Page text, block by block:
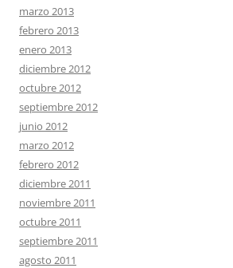
marzo 2013
febrero 2013
enero 2013
diciembre 2012
octubre 2012
septiembre 2012
junio 2012
marzo 2012
febrero 2012
diciembre 2011
noviembre 2011
octubre 2011
septiembre 2011
agosto 2011